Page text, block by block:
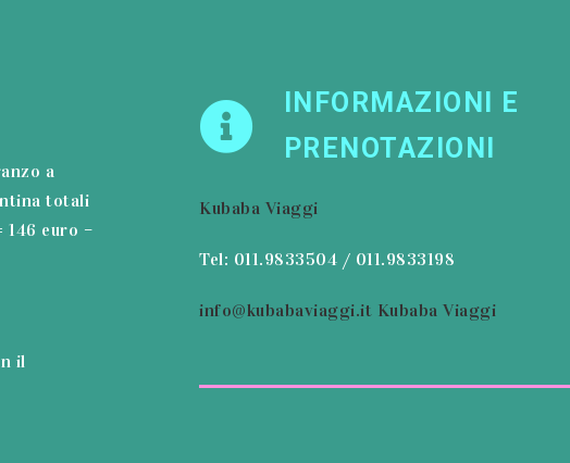
a
totali
146 euro –
il
INFORMAZIONI E
PRENOTAZIONI
Kubaba Viaggi
Tel: 011.9833504 / 011.9833198
info@kubabaviaggi.it Kubaba Viaggi